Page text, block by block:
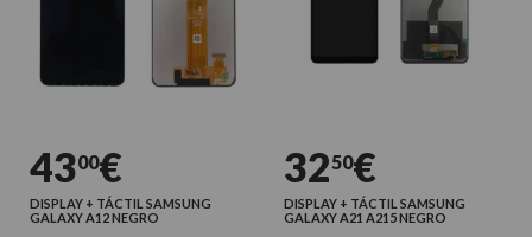
4300€
DISPLAY + TÁCTIL SAMSUNG
GALAXY A12 NEGRO
3250€
DISPLAY + TÁCTIL SAMSUNG
GALAXY A21 A215 NEGRO